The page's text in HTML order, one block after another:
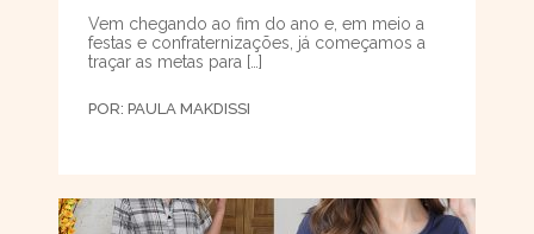
Vem chegando ao fim do ano e, em meio a
festas e confraternizações, já começamos a
traçar as metas para […]
POR: PAULA MAKDISSI